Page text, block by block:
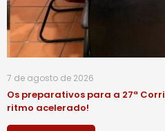
7 de agosto de 2026
Os preparativos para a 27ª
ritmo acelerado!